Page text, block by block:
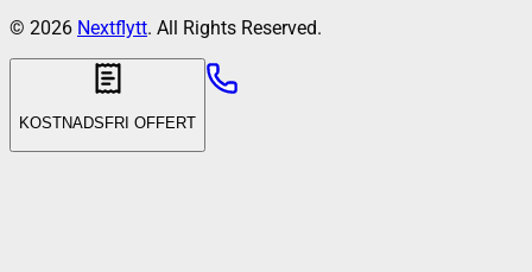
© 2026 Nextflytt. All Rights Reserved.
KOSTNADSFRI OFFERT